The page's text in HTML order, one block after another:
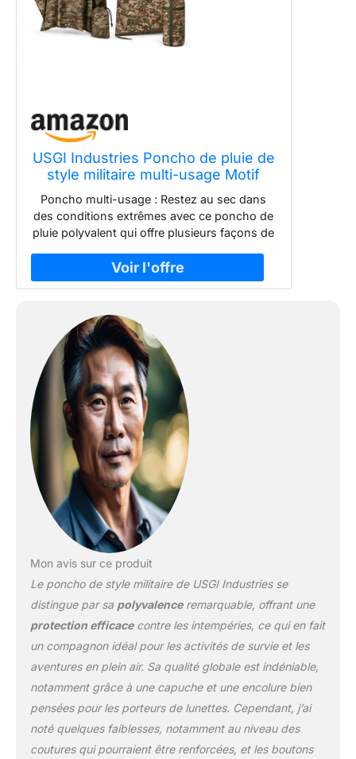
USGI Industries Poncho de pluie de
style militaire multi-usage Motif
camouflage, taille unique
Poncho multi-usage : Restez au sec dans
des conditions extrêmes avec ce poncho de
pluie polyvalent qui offre plusieurs façons de
à l’aise pendant le camping, la randonnée, la
chasse, la pêche, les activités marines ou
Construction militaire : Basé sur la
technologie d’équipement de terrain utilisée
par l'armée américaine, ce poncho est
fabriqué à partir de polyester haute densité
210T Rip-Stop avec un tissu recouvert de
polyuréthane qui atteint une résistance à
l'eau exceptionnelle de 3 000 mm. Le tissu
210T minimise le bruit de froissement et de
frottement pour la chasse ou les opérations
tactiques secrètes. Mesures : ce poncho de
pluie mesure environ 157,5 cm de large et
208,3 cm de longueur totale et est assez
large pour s'adapter aux grands sacs à dos.
Le sac de transport mesure environ 15,2 x
20,3 x 7,6 cm. Poids total : 453 g. Capuche
réglable avec cordon de serrage pour un
ajustement sûr et confortable. L'ouverture du
col de la capuche a un diamètre de 22,9 cm.
serrage à la taille qui offre un ajustement
supplémentaire de 40,6 cm. Dispose de 8
œillets métalliques robustes utilisés pour
sécuriser les doublures de poncho militaires
également faciliter les connexions de cordon
de serrage pour une utilisation comme
auvent solaire, abri de survie, collecte d'eau,
Mon avis sur ce produit
Le poncho de style militaire de USGI Industries se
distingue par sa polyvalenceremarquable, offrant une
protection efficacecontre les intempéries, ce qui en fait
un compagnon idéal pour les activités de survie et les
aventures en plein air. Sa qualité globale est indéniable,
notamment grâce à une capuche et une encolure bien
pensées pour les porteurs de lunettes. Cependant, j’ai
noté quelques faiblesses, notamment au niveau des
coutures qui pourraient être renforcées, et les boutons